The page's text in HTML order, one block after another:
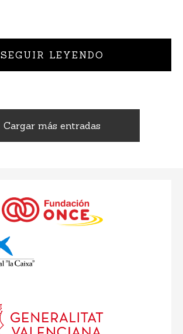
SEGUIR LEYENDO
Cargar más entradas